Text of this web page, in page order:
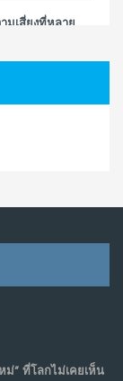
มเสี่ยงที่หลาย
งดิจิทัล” ครั้งใหม่
ม่” ที่โลกไม่เคยเห็น